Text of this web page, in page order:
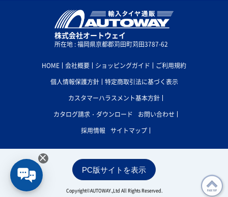
株式会社オートウェイ
所在地 : 福岡県京都郡苅田町苅田3787-62
HOME 会社概要 ショッピングガイド
ご利用規約
個人情報保護方針
特定商取引法に基づく表示
カスタマーハラスメント基本方針
カタログ請求・ダウンロード
お問い合わせ
採用情報
サイトマップ
PC版サイトを表示
Copyright©AUTOWAY.,Ltd All Rights Reserved.
×